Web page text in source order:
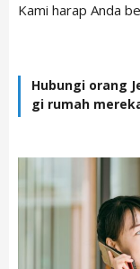
Kami harap Anda
Hubungi orang
gi rumah